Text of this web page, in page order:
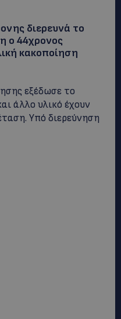
διερευνά το
ο 44χρονος
κακοποίηση
εξέδωσε το
άλλο υλικό έχουν
Υπό διερεύνηση